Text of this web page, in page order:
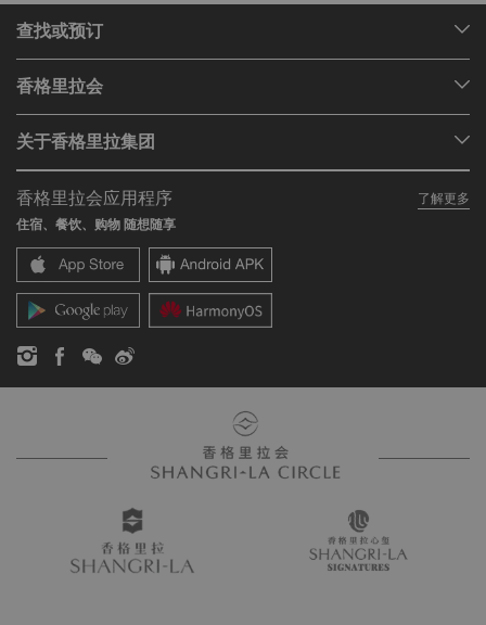
查找或预订
查找预订
餐厅与酒吧
香格里拉会
加入香格里拉会
常见问题
联络我们
关于香格里拉集团
我们的酒店品牌
香格里拉中心
香格里拉公寓
联系方式
职业发展
企业社会责任
新闻稿
香格里拉会应用程序
了解更多
住宿、餐饮、购物 随想随享